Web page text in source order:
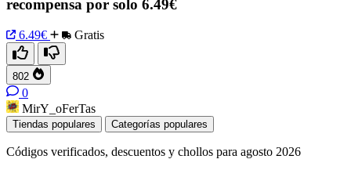
recompensa por solo 6.49€
6.49€ Gratis
802
0
MirY_oFerTas
Tiendas populares Categorías populares
Códigos verificados, descuentos y chollos para agosto 2026